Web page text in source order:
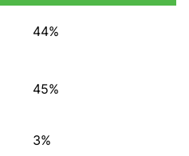
44%
45%
3%